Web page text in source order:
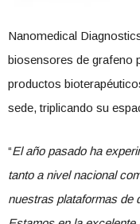
Nanomedical
biosensores de grafeno
productos
sede, triplicando su
“El año pasado ha
tanto a nivel nacional
nuestras plataformas de